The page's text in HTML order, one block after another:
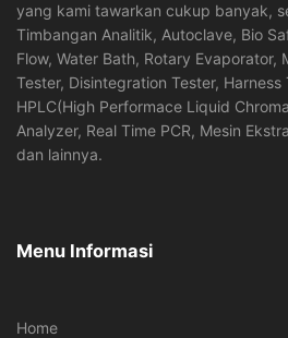
yang kami tawarkan cukup banyak,
Timbangan Analitik, Autoclave, Bio
Flow, Water Bath, Rotary Evaporator,
Tester, Disintegration Tester,
HPLC(High Performace Liquid
Analyzer, Real Time PCR, Mesin
dan lainnya.
Menu Informasi
Home